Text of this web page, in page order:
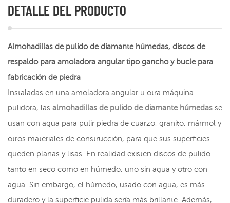
DETALLE DEL PRODUCTO
Almohadillas de pulido de diamante húmedas, discos de
respaldo para amoladora angular tipo gancho y bucle para
fabricación de piedra
Instaladas en una amoladora angular u otra máquina
pulidora, las almohadillas de pulido de diamante húmedas se
usan con agua para pulir piedra de cuarzo, granito, mármol y
otros materiales de construcción, para que sus superficies
queden planas y lisas. En realidad existen discos de pulido
tanto en seco como en húmedo, uno sin agua y otro con
agua. Sin embargo, el húmedo, usado con agua, es más
duradero y la superficie pulida sería más brillante. Además,